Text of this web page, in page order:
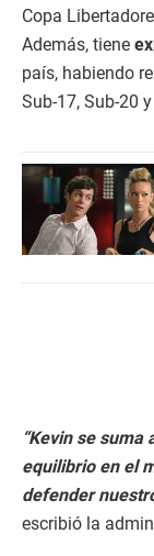
Copa
Además, tiene
país, habiendo
Sub-17, Sub-20
“Kevin se
equilibrio en el
defender
escribió la